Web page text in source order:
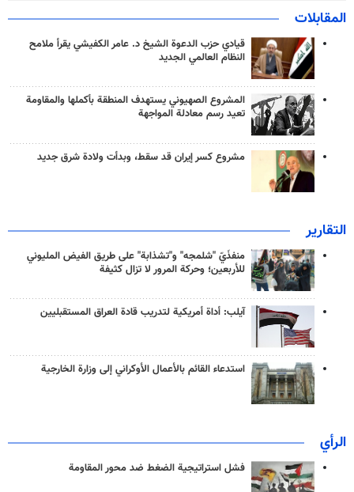
المقابلات
قيادي حزب الدعوة الشيخ د. عامر الكفيشي يقرأ ملامح
النظام العالمي الجديد
المشروع الصهيوني يستهدف المنطقة بأكملها والمقاومة
تعيد رسم معادلة المواجهة
مشروع كسر إيران قد سقط، وبدأت ولادة شرق جديد
التقارير
منفذَيّ "شلمجه" و"تشذابة" على طريق الفيض المليوني
للأربعين؛ وحركة المرور لا تزال كثيفة
آيلب: أداة أمريكية لتدريب قادة العراق المستقبليين
استدعاء القائم بالأعمال الأوكراني إلى وزارة الخارجية
الرأي
فشل استراتيجية الضغط ضد محور المقاومة